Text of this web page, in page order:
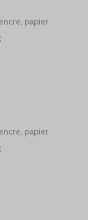
papier
papier